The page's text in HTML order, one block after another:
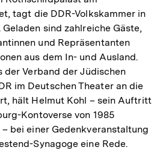
tagt die DDR-Volkskammer in
sind zahlreiche Gäste,
und Repräsentanten
aus dem In- und Ausland.
der Verband der Jüdischen
im Deutschen Theater an die
hält Helmut Kohl – sein Auftritt
Kontoverse von 1985
bei einer Gedenkveranstaltung
Synagoge eine Rede.